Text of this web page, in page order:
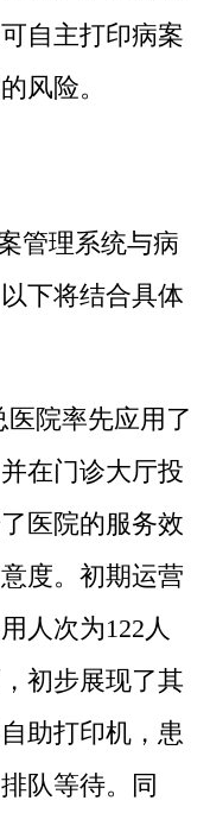
自主打印病案
风险。
管理系统与病
下将结合具体
院率先应用了
在门诊大厅投
医院的服务效
度。初期运营
人次为122人
初步展现了其
助打印机，患
队等待。同